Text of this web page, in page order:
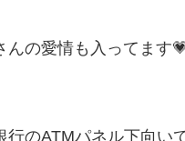
の愛情も入ってます
のATMパネル下向い